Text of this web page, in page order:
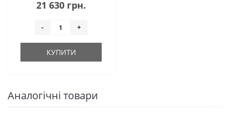
21 630 грн.
- +
КУПИТИ
Аналогічні товари